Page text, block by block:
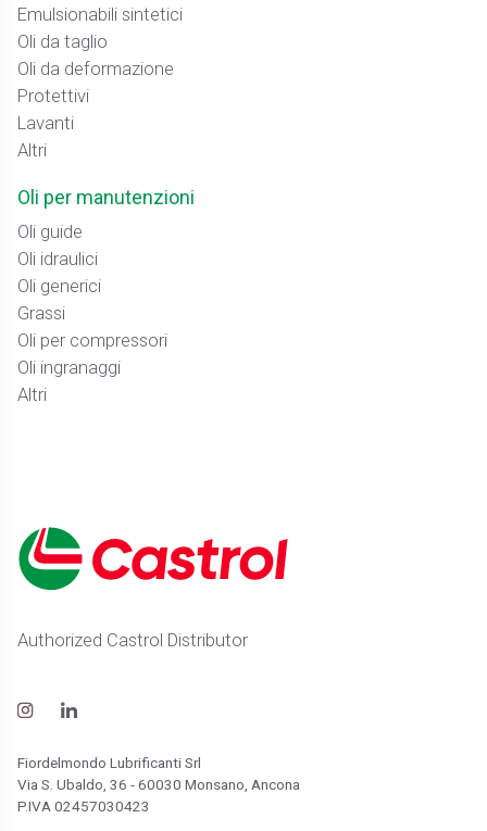
Emulsionabili sintetici
Oli da taglio
Oli da deformazione
Protettivi
Lavanti
Altri
Oli per manutenzioni
Oli guide
Oli idraulici
Oli generici
Grassi
Oli per compressori
Oli ingranaggi
Altri
Authorized Castrol Distributor
Fiordelmondo Lubrificanti Srl
Via S. Ubaldo, 36 - 60030 Monsano, Ancona
P.IVA 02457030423